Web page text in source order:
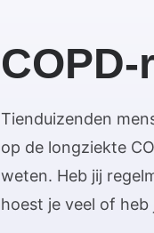
Tienduizenden
op de longziekte
weten. Heb jij
hoest je veel of heb